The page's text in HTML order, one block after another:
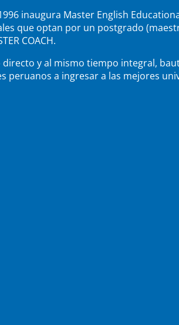
inaugura Master English
que optan por un postgrado
COACH.
y al mismo tiempo integral,
peruanos a ingresar a las mejores